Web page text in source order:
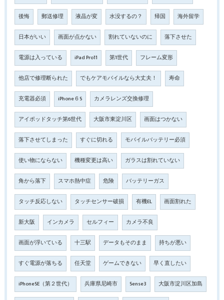
後悔 郵送修理 液晶が変 水没するの？ 帰国 海外留学
日本がいい 画面が点かない 割れていないのに 落下させた
電源は入っている iPad Pro11 第1世代 フレーム変形
他店で修理断られた でもケアモバイルなら大丈夫！ 寿命
充電器必須 iPhone６S カメラレンズ交換修理
アイポッドタッチ第6世代 大阪市東淀川区 画面はつかない
落下させてしまった すぐに切れる モバイルバッテリー必須
使い物にならない 機種変更は高い ガラスは割れていない
角から落下 スマホ熱中症 危険 バッテリーガス
タッチ反応しない タッチセンサー破損 有機EL 画面割れた
新大阪 インカメラ セルフィー カメラ不良
画面が浮いている 十三駅 データもそのまま 持ちが悪い
すぐ電源が落ちる 任天堂 ゲームできない 早く直したい
iPhoneSE（第２世代） 兵庫県尼崎市 Sense3 大阪市淀川区加島